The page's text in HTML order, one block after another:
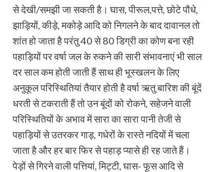
से देखी/समझी जा सकती है। घास, पीरूल,पत्ते, छोटे पौधे,
झाड़ियों, कीड़े, मकोड़े आदि को निगलने के बाद दावानल तो
शांत हो जाता है परंतु 40 से 80 डिग्री का कोण बना रही
पहाड़ियों पर वर्षा जल के रुकने की सारी संभावनाएं भी साल
दर साल कम होती जाती हैं साथ ही भूस्खलन के लिए
अनुकूल परिस्थितियां तैयार होती है वर्षा ऋतु बारिश की बूंदें
धरती से टकराती हैं तो उन बूंदों को रोकने, सहेजने वाली
परिस्थितियों के अभाव में सारा का सारा पानी तेजी से
पहाड़ियों से उतरकर गाड़, गधेरों के रास्ते नदियों में चला
जाता है और हर बार फिर से पहाड़ प्यासे ही रह जाते हैं।
पेड़ों से गिरने वाली पत्तियां, मिट्टी, घास- फूस आदि से